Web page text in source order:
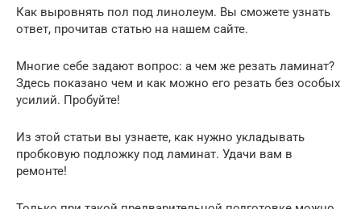
Как выровнять пол под линолеум. Вы сможете узнать
ответ, прочитав статью на нашем сайте.
Многие себе задают вопрос: а чем же резать ламинат?
Здесь показано чем и как можно его резать без особых
усилий. Пробуйте!
Из этой статьи вы узнаете, как нужно укладывать
пробковую подложку под ламинат. Удачи вам в
ремонте!